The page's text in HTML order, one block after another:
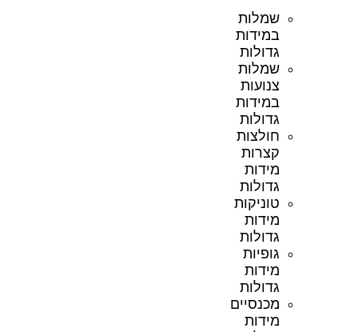
שמלות
במידות
גדולות
שמלות
צנועות
במידות
גדולות
חולצות
קצרות
מידות
גדולות
טוניקות
מידות
גדולות
גופיות
מידות
גדולות
מכנסיים
מידות